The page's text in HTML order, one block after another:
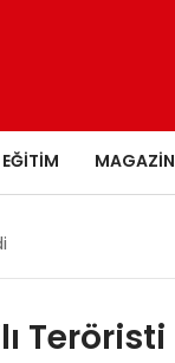
EĞITIM MAGAZIN
Teröristi